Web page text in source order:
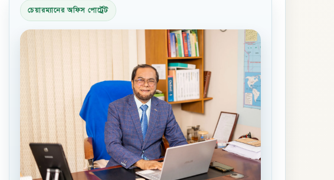
চেয়ারম্যানের অফিস পোর্ট্রেট